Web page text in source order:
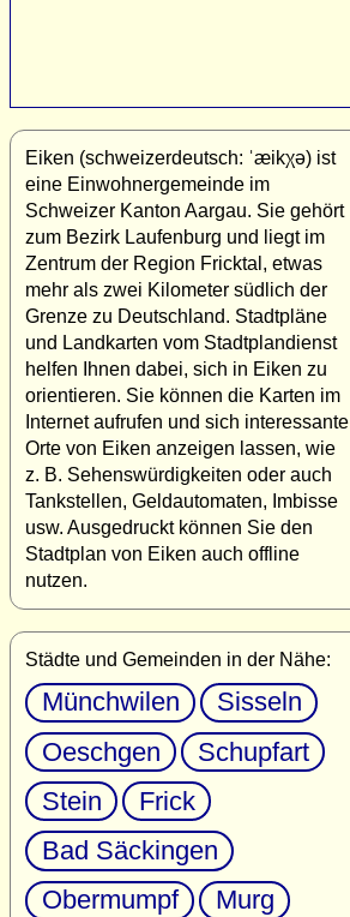
Eiken (schweizerdeutsch: ˈæikχə) ist
eine Einwohnergemeinde im
Schweizer Kanton Aargau. Sie gehört
zum Bezirk Laufenburg und liegt im
Zentrum der Region Fricktal, etwas
mehr als zwei Kilometer südlich der
Grenze zu Deutschland. Stadtpläne
und Landkarten vom Stadtplandienst
helfen Ihnen dabei, sich in Eiken zu
orientieren. Sie können die Karten im
Internet aufrufen und sich interessante
Orte von Eiken anzeigen lassen, wie
z. B. Sehenswürdigkeiten oder auch
Tankstellen, Geldautomaten, Imbisse
usw. Ausgedruckt können Sie den
Stadtplan von Eiken auch offline
nutzen.
Städte und Gemeinden in der Nähe:
Münchwilen
Sisseln
Oeschgen
Schupfart
Stein
Frick
Bad Säckingen
Obermumpf
Murg